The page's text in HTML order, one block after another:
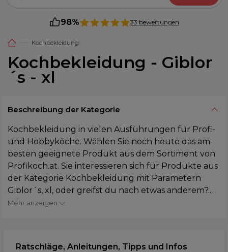
98% 33 bewertungen
Kochbekleidung
Kochbekleidung - Giblor
´s - xl
Beschreibung der Kategorie
Kochbekleidung in vielen Ausführungen für Profi-
und Hobbyköche. Wählen Sie noch heute das am
besten geeignete Produkt aus dem Sortiment von
Profikoch.at. Sie interessieren sich für Produkte aus
der Kategorie Kochbekleidung mit Parametern
Giblor´s, xl, oder greifst du nach etwas anderem?...
Mehr anzeigen
Ratschläge, Anleitungen, Tipps und Infos